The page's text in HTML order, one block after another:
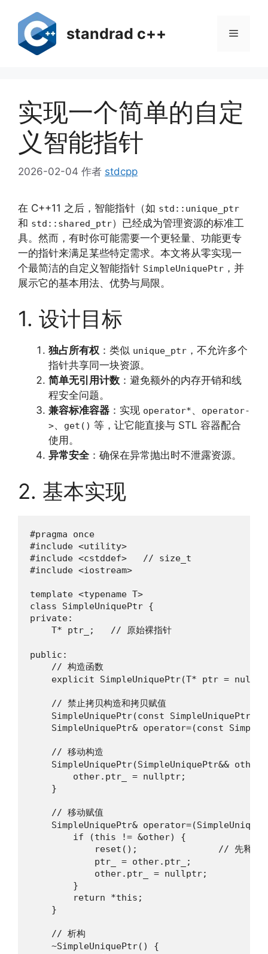
standrad c++ 菜
实现一个简单的自定
义智能指针
2026-02-04 作者 stdcpp
在 C++11 之后，智能指针（如 std::unique_ptr
和 std::shared_ptr）已经成为管理资源的标准工
具。然而，有时你可能需要一个更轻量、功能更专
一的指针来满足某些特定需求。本文将从零实现一
个最简洁的自定义智能指针 SimpleUniquePtr ，并
展示它的基本用法、优势与局限。
1. 设计目标
独占所有权 ：类似 unique_ptr ，不允许多个
指针共享同一块资源。
简单无引用计数 ：避免额外的内存开销和线
程安全问题。
兼容标准容器 ：实现 operator*、
operator-
>、 get() 等，让它能直接与 STL 容器配合
使用。
异常安全：确保在异常抛出时不泄露资源。
2. 基本实现
#pragma once
#include <utility>
#include <cstddef>   // size_t
#include <iostream>
template <typename T>
class SimpleUniquePtr {
private:
    T* ptr_;   // 原始裸指针
public:
    // 构造函数
explicit SimpleUniquePtr(T* ptr =
    // 禁止拷贝构造和拷贝赋值
SimpleUniquePtr(const SimpleUniquePtr&)
SimpleUniquePtr& operator=(const
    // 移动构造
SimpleUniquePtr(SimpleUniquePtr&&
        other.ptr_ = nullptr;
    }
    // 移动赋值
SimpleUniquePtr&
        if (this != &other) {
reset();               // 先释放自
            ptr_ = other.ptr_;
            other.ptr_ = nullptr;
        }
        return *this;
    }
    // 析构
    ~SimpleUniquePtr() {